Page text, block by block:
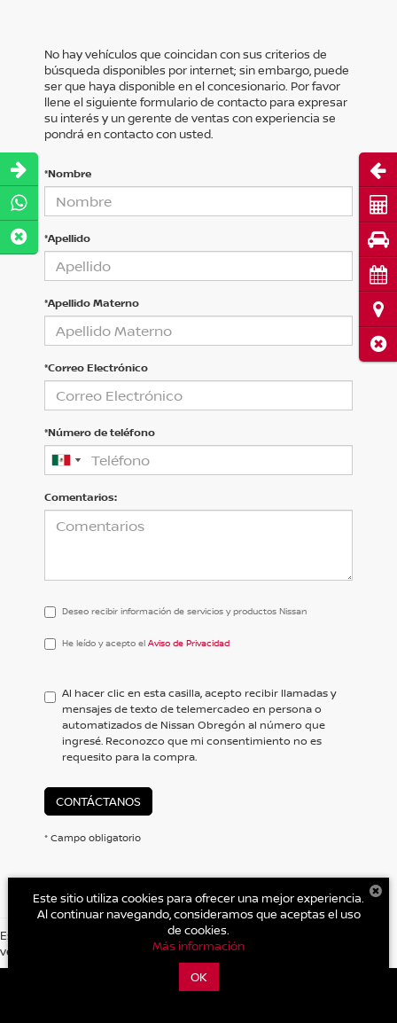
No hay vehículos que coincidan con sus criterios de
búsqueda disponibles por internet; sin embargo, puede
ser que haya disponible en el concesionario. Por favor
llene el siguiente formulario de contacto para expresar
su interés y un gerente de ventas con experiencia se
pondrá en contacto con usted.
*Nombre
*Apellido
*Apellido Materno
*Correo Electrónico
*Número de teléfono
Comentarios:
Deseo recibir información de servicios y productos Nissan
He
acepto
href='/privacy.aspx'
target='_blank'>Aviso
He leído y acepto el Aviso de Privacidad
Al hacer clic en esta casilla, acepto recibir llamadas y
mensajes de texto de telemercadeo en persona o
automatizados de Nissan Obregón al número que
ingresé. Reconozco que mi consentimiento no es
requesito para la compra.
CONTÁCTANOS
* Campo obligatorio
Es posible que no represente el vehiculo actual. (Opciones, colores,
version y estilo pueden variar)
| Autos nuevos:
Aviso de Privacidad|
Este sitio utiliza cookies para ofrecer una mejor experiencia.
Al continuar navegando, consideramos que aceptas el uso
de cookies.
Más información
OK